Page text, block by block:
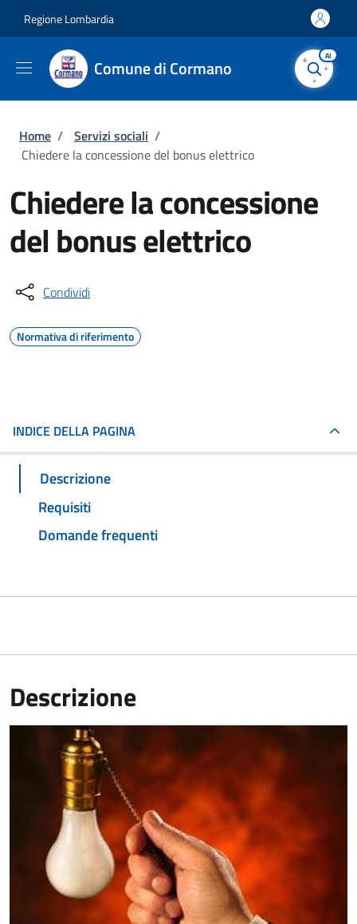
Regione Lombardia
Comune di Cormano
AI
Briciole di pane
Home / Servizi sociali /
Chiedere la concessione del bonus elettrico
Chiedere la concessione
del bonus elettrico
Condividi
Normativa di riferimento
INDICE DELLA PAGINA
Descrizione
Requisiti
Domande frequenti
Descrizione